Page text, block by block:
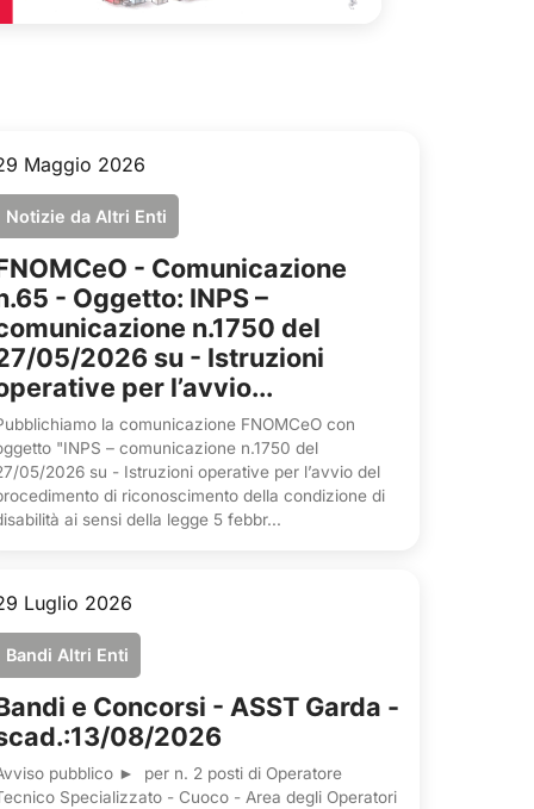
Maggio 2026
Notizie da Altri Enti
- Comunicazione
- Oggetto: INPS –
n.1750 del
05/2026 su - Istruzioni
per l’avvio...
la comunicazione FNOMCeO con
"INPS – comunicazione n.1750 del
05/2026 su - Istruzioni operative per l’avvio del
di riconoscimento della condizione di
ai sensi della legge 5 febbr...
Luglio 2026
Bandi Altri Enti
e Concorsi - ASST Garda -
08/2026
pubblico ► per n. 2 posti di Operatore
Specializzato - Cuoco - Area degli Operatori